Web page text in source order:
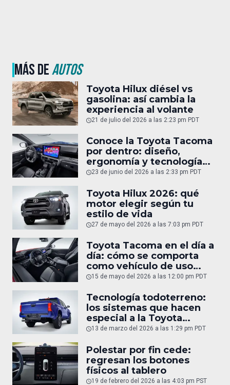
MÁS DEAUTOS
Toyota Hilux diésel vs
gasolina: así cambia la
experiencia al volante
21 de julio del 2026 a las 2:23 pm PDT
Conoce la Toyota Tacoma
por dentro: diseño,
ergonomía y tecnología
del interior
23 de junio del 2026 a las 2:33 pm PDT
Toyota Hilux 2026: qué
motor elegir según tu
estilo de vida
27 de mayo del 2026 a las 7:03 pm PDT
Toyota Tacoma en el día a
día: cómo se comporta
como vehículo de uso
diario
15 de mayo del 2026 a las 12:00 pm PDT
Tecnología todoterreno:
los sistemas que hacen
especial a la Toyota
Tacoma
13 de marzo del 2026 a las 1:29 pm PDT
Polestar por fin cede:
regresan los botones
físicos al tablero
19 de febrero del 2026 a las 4:03 pm PST